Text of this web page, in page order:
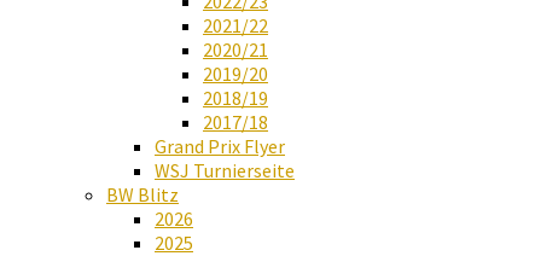
2021/22
2020/21
2019/20
2018/19
2017/18
Grand Prix Flyer
WSJ Turnierseite
BW Blitz
2026
2025